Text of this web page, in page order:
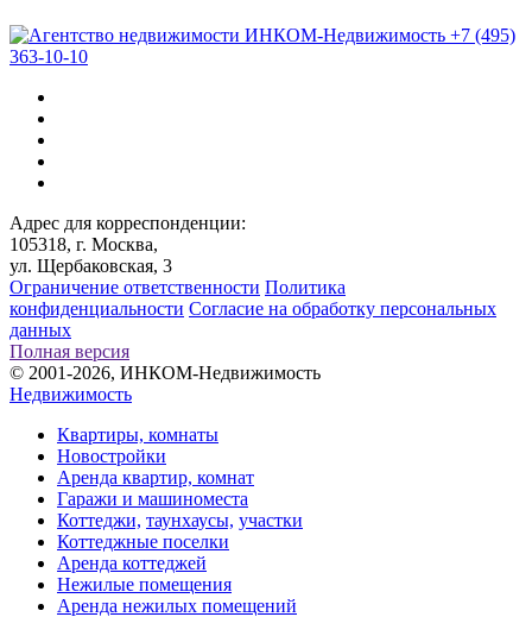
+7 (495)
363-10-10
Адрес для корреспонденции:
105318, г. Москва,
ул. Щербаковская, 3
Ограничение ответственности Политика
конфиденциальности Согласие на обработку персональных
данных
Полная версия
© 2001-2026, ИНКОМ-Недвижимость
Недвижимость
Квартиры, комнаты
Новостройки
Аренда квартир, комнат
Гаражи и машиноместа
Коттеджи, таунхаусы, участки
Коттеджные поселки
Аренда коттеджей
Нежилые помещения
Аренда нежилых помещений